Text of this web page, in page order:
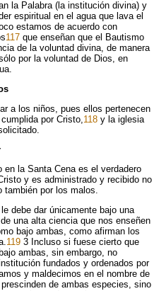
la Palabra (la institución divina) y
espiritual en el agua que lava el
estamos de acuerdo con
117 que enseñan que el Bautismo
de la voluntad divina, de manera
por la voluntad de Dios, en
a los niños, pues ellos pertenecen
por Cristo, 118 y la iglesia
la Santa Cena es el verdadero
y es administrado y recibido no
también por los malos.
debe dar únicamente bajo una
una alta ciencia que nos enseñen
bajo ambas, como afirman los
119 3 Incluso si fuese cierto que
ambas, sin embargo, no
fundados y ordenados por
y maldecimos en el nombre de
de ambas especies, sino